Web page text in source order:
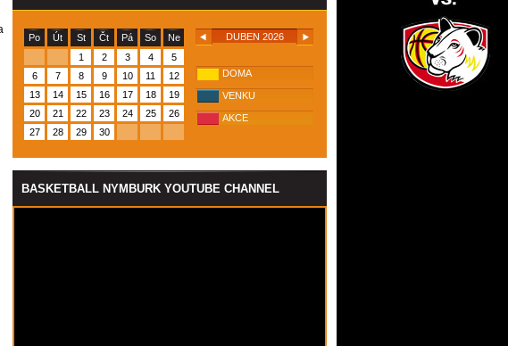
DUBEN 2026
DOMA
VENKU
AKCE
Po Út St Čt Pá So
Ne
1
2 3 4
5
6
7 8 9 10 11
12
13
14 15 16 17 18
19
20
21 22 23 24 25
26
27
28 29 30
BASKETBALL NYMBURK YOUTUBE CHANNEL